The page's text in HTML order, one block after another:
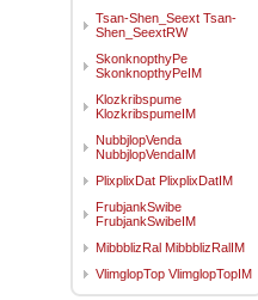
Tsan-Shen_Seext Tsan-
Shen_SeextRW
SkonknopthyPe
SkonknopthyPeIM
Klozkribspume
KlozkribspumeIM
NubbjlopVenda
NubbjlopVendaIM
PlixplixDat PlixplixDatIM
FrubjankSwibe
FrubjankSwibeIM
MibbblizRal MibbblizRalIM
VlimglopTop VlimglopTopIM